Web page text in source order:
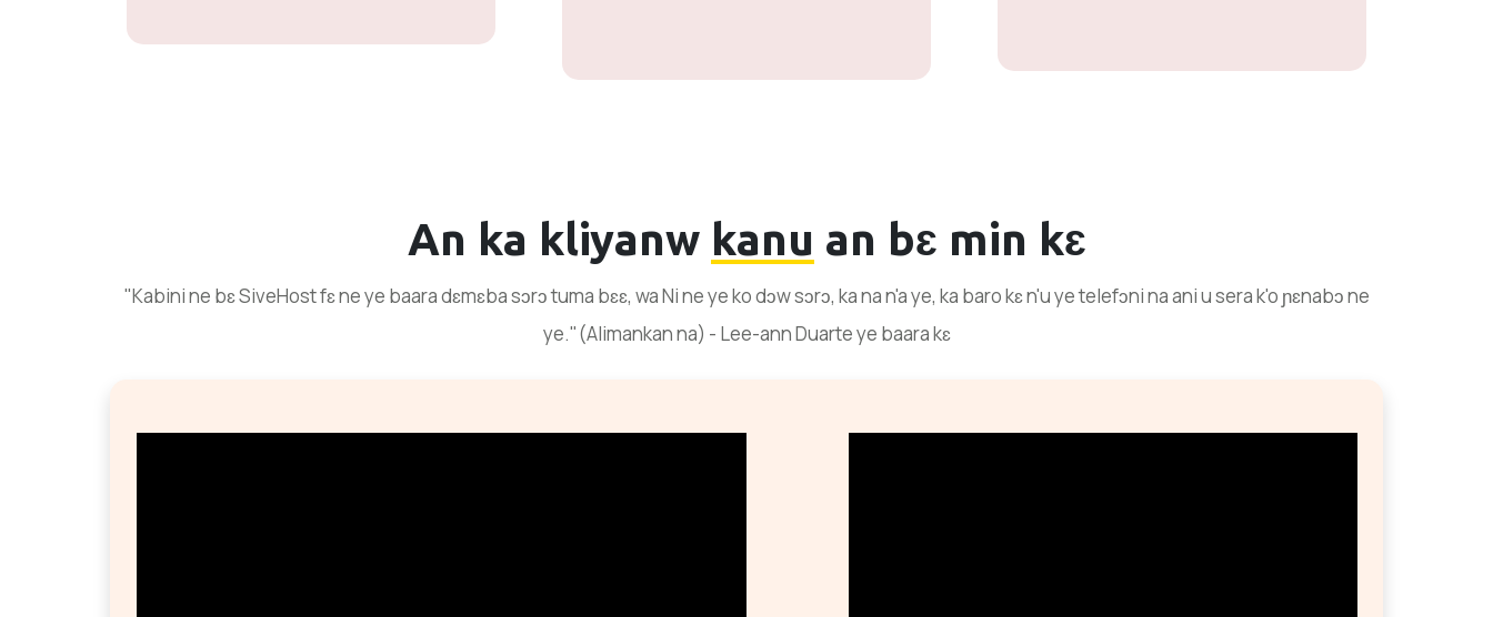
An ka kliyanw kanu an bɛ min kɛ
"Kabini ne bɛ SiveHost fɛ ne ye baara dɛmɛba sɔrɔ tuma bɛɛ, wa Ni ne ye ko dɔw sɔrɔ, ka na n'a ye, ka baro kɛ n'u ye telefɔni na ani u sera k'o ɲɛnabɔ ne
ye."(Alimankan na) - Lee-ann Duarte ye baara kɛ